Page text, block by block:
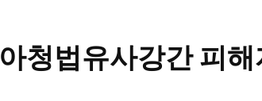
아청법유사강간 피